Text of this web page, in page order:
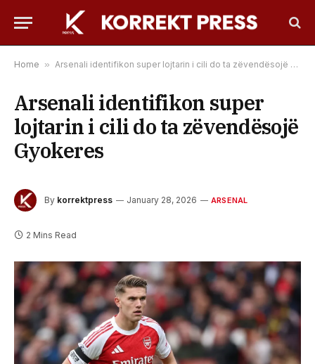
Home » Arsenali identifikon super lojtarin i cili do ta zëvendësojë Gyokeres
Arsenali identifikon super
lojtarin i cili do ta zëvendësojë
Gyokeres
By korrektpress January 28, 2026 ARSENAL
2 Mins Read